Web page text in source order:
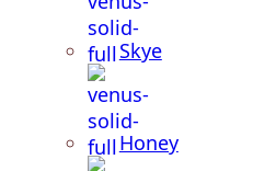
Skye
Honey